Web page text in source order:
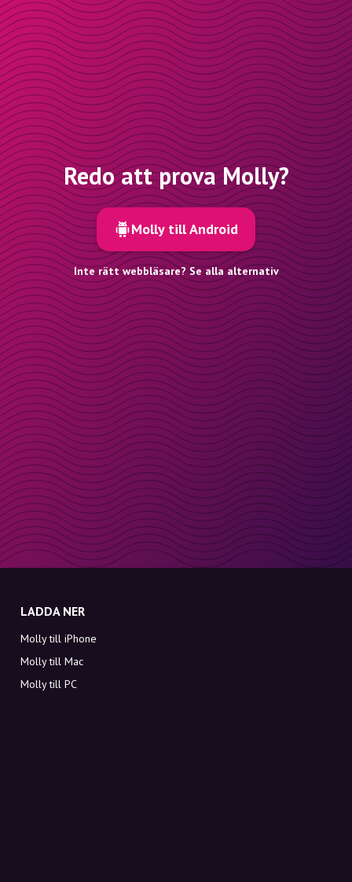
Redo att prova Molly?
Molly till Android
Inte rätt webbläsare? Se alla alternativ
LADDA NER
Molly till iPhone
Molly till Mac
Molly till PC